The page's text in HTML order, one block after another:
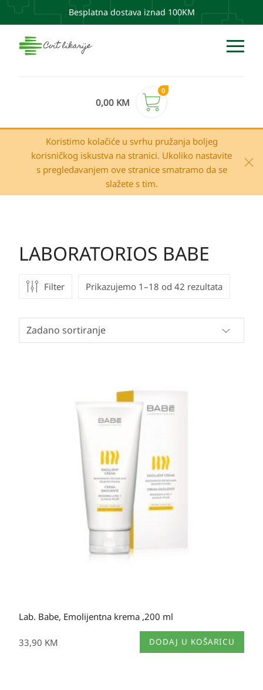
Besplatna dostava iznad 100KM
0,00 KM
0
Koristimo kolačiće u svrhu pružanja boljeg
korisničkog iskustva na stranici. Ukoliko nastavite
s pregledavanjem ove stranice smatramo da se
slažete s tim.
LABORATORIOS BABE
Filter Prikazujemo 1–18 od 42 rezultata
Lab. Babe, Emolijentna krema ,200 ml
33,90 KM DODAJ U KOŠARICU